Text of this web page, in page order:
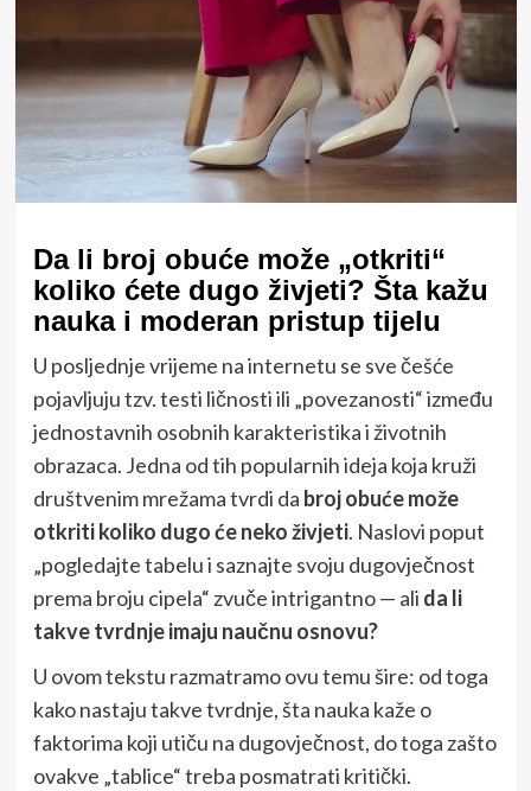
Da li broj obuće može „otkriti“
koliko ćete dugo živjeti? Šta kažu
nauka i moderan pristup tijelu
U posljednje vrijeme na internetu se sve češće
pojavljuju tzv. testi ličnosti ili „povezanosti“ između
jednostavnih osobnih karakteristika i životnih
obrazaca. Jedna od tih popularnih ideja koja kruži
društvenim mrežama tvrdi da broj obuće može
otkriti koliko dugo će neko živjeti. Naslovi poput
„pogledajte tabelu i saznajte svoju dugovječnost
prema broju cipela“ zvuče intrigantno — ali da li
takve tvrdnje imaju naučnu osnovu?
U ovom tekstu razmatramo ovu temu šire: od toga
kako nastaju takve tvrdnje, šta nauka kaže o
faktorima koji utiču na dugovječnost, do toga zašto
ovakve „tablice“ treba posmatrati kritički.